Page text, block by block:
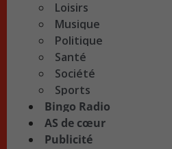
Loisirs
Musique
Politique
Santé
Société
Sports
Bingo Radio
AS de cœur
Publicité